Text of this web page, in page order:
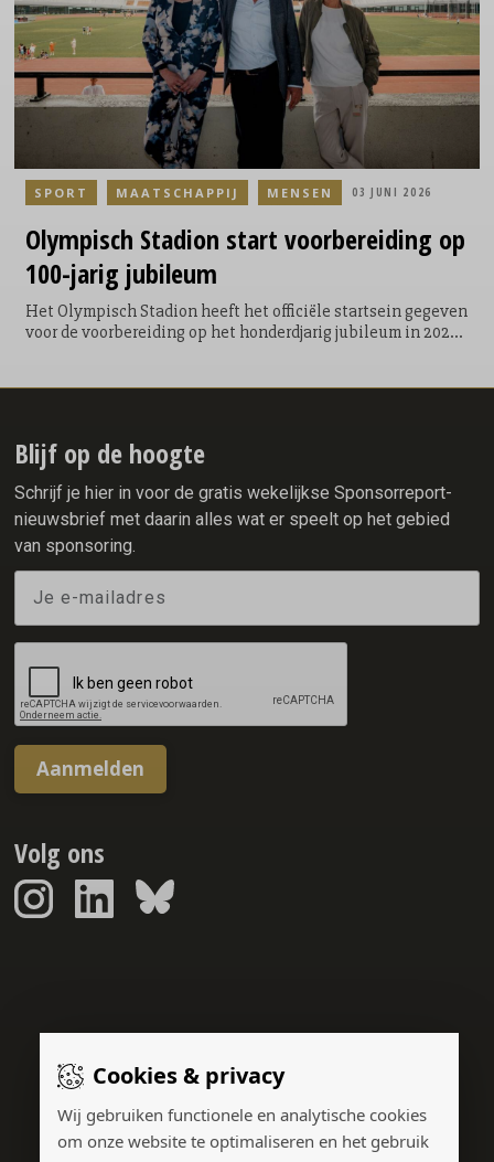
Cookies & privacy
Wij gebruiken functionele en analytische cookies
om onze website te optimaliseren en het gebruik
Olympisch Stadion start voorbereiding op
100-jarig jubileum
Het Olympisch Stadion heeft het officiële startsein gegeven
voor de voorbereiding op het honderdjarig jubileum in 2028.
aangesteld om de ontwikkeling van partnerships en
SPORT MAATSCHAPPIJ MENSEN 03 JUNI 2026
Blijf op de hoogte
Schrijf je hier in voor de gratis wekelijkse Sponsorreport-
nieuwsbrief met daarin alles wat er speelt op het gebied
van sponsoring.
Aanmelden
Volg ons
Sponsorreport © 2026
Gerealiseerd door: